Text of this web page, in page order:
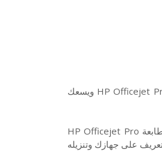
إليكم تعريف طابعة HP Officejet Pro 6970 ويسعك
تحميل تعريف طابعة HP Officejet Pro 6970 نوع أوفيس جيت من روابط تنزيل مباشرة لتعريف طابعة HP Officejet Pro
على جهازك وتنزيله